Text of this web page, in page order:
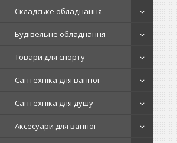
Складське обладнання
Будівельне обладнання
Товари для спорту
Сантехніка для ванної
Сантехніка для душу
Аксесуари для ванної